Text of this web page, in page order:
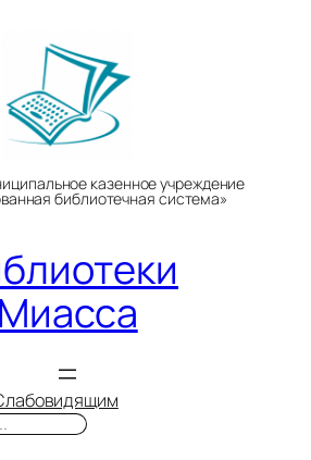
казенное учреждение
библиотечная система»
Миасса